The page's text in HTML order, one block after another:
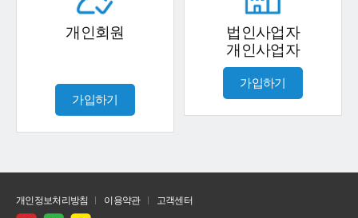
개인회원
가입하기
법인사업자
개인사업자
가입하기
개인정보처리방침 이용약관 고객센터